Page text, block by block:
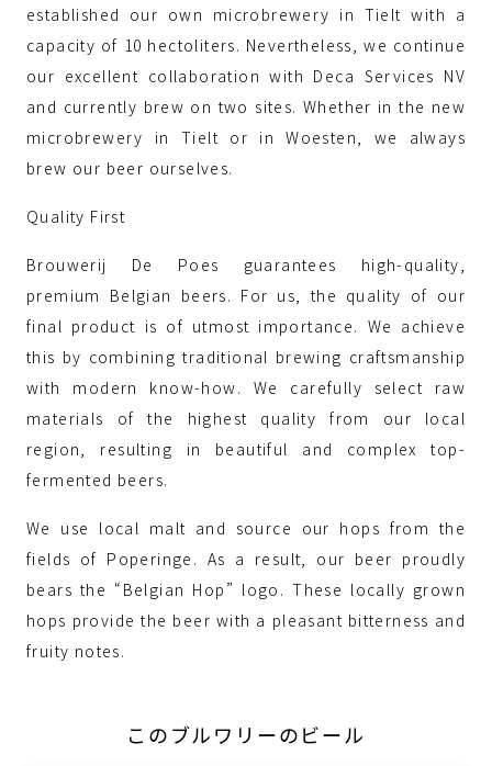
established our own microbrewery in Tielt with a
capacity of 10 hectoliters. Nevertheless, we continue
our excellent collaboration with Deca Services NV
and currently brew on two sites. Whether in the new
microbrewery in Tielt or in Woesten, we always
brew our beer ourselves.
Quality First
Brouwerij De Poes guarantees high-quality,
premium Belgian beers. For us, the quality of our
final product is of utmost importance. We achieve
this by combining traditional brewing craftsmanship
with modern know-how. We carefully select raw
materials of the highest quality from our local
region, resulting in beautiful and complex top-
fermented beers.
We use local malt and source our hops from the
fields of Poperinge. As a result, our beer proudly
bears the “Belgian Hop” logo. These locally grown
hops provide the beer with a pleasant bitterness and
fruity notes.
このブルワリーのビール